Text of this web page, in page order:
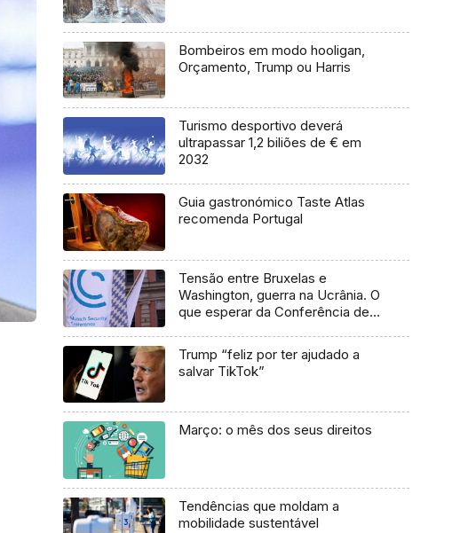
Bombeiros em modo hooligan,
Orçamento, Trump ou Harris
Turismo desportivo deverá
ultrapassar 1,2 biliões de € em
2032
Guia gastronómico Taste Atlas
recomenda Portugal
Tensão entre Bruxelas e
Washington, guerra na Ucrânia. O
que esperar da Conferência de
Trump “feliz por ter ajudado a
salvar TikTok”
Março: o mês dos seus direitos
Tendências que moldam a
mobilidade sustentável